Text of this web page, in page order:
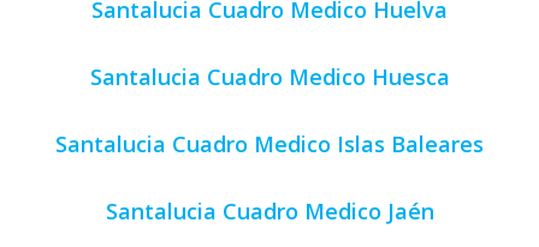
Santalucia Cuadro Medico Huelva
Santalucia Cuadro Medico Huesca
Santalucia Cuadro Medico Islas Baleares
Santalucia Cuadro Medico Jaén